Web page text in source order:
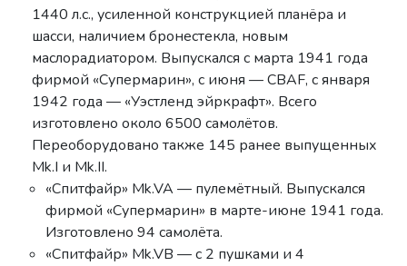
1440 л.с., усиленной конструкцией планёра и
шасси, наличием бронестекла, новым
маслорадиатором. Выпускался с марта 1941 года
фирмой «Супермарин», с июня — CBAF, с января
1942 года — «Уэстленд эйркрафт». Всего
изготовлено около 6500 самолётов.
Переоборудовано также 145 ранее выпущенных
Mk.I и Mk.II.
«Спитфайр» Mk.VA — пулемётный. Выпускался
фирмой «Супермарин» в марте-июне 1941 года.
Изготовлено 94 самолёта.
«Спитфайр» Mk.VB — с 2 пушками и 4